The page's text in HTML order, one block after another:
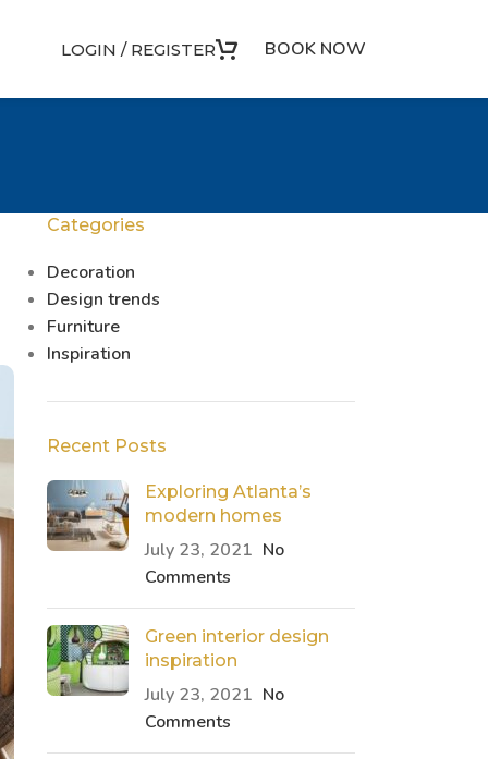
LOGIN / REGISTER BOOK NOW
Categories
Decoration
Design trends
Furniture
Inspiration
Recent Posts
Exploring Atlanta’s
modern homes
July 23, 2021 No
Comments
Green interior design
inspiration
July 23, 2021 No
Comments